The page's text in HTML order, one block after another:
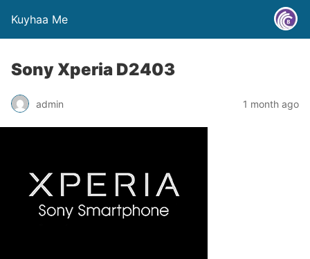
Kuyhaa Me
Sony Xperia D2403
admin 1 month ago